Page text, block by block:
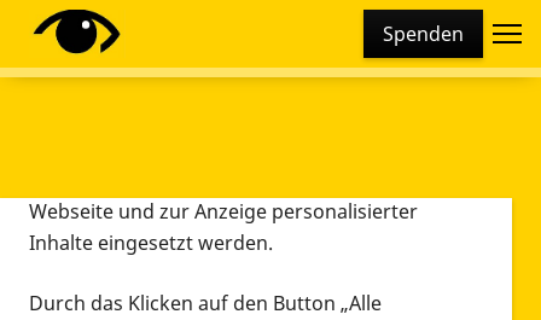
Spenden
Diese Webseite setzt verschiedene Cookies und
Tracking-Tools ein. Dies beinhaltet Cookies und
Webseite und zur Anzeige personalisierter
Inhalte eingesetzt werden.
Durch das Klicken auf den Button „Alle